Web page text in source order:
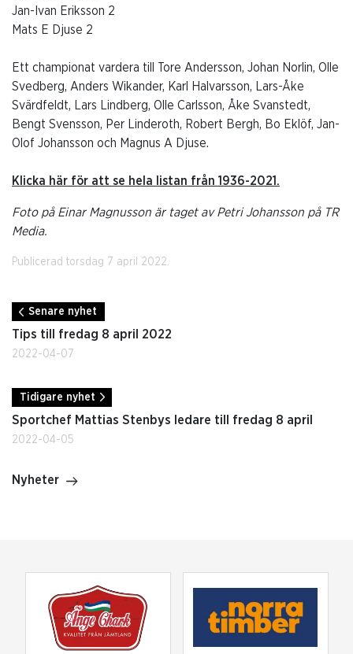
Jan-Ivan Eriksson 2
Mats E Djuse 2
Ett championat vardera till Tore Andersson, Johan Norlin, Olle
Svedberg, Anders Wikander, Karl Halvarsson, Lars-Åke
Svärdfeldt, Lars Lindberg, Olle Carlsson, Åke Svanstedt,
Bengt Svensson, Per Linderoth, Robert Bergh, Bo Eklöf, Jan-
Olof Johansson och Magnus A Djuse.
Klicka här för att se hela listan från 1936-2021.
Foto på Einar Magnusson är taget av Petri Johansson på TR
Media.
Publicerad torsdag 7 april 2022.
Senare nyhet
Tips till fredag 8 april 2022
2022-04-07
Tidigare nyhet
Sportchef Mattias Stenbys ledare till fredag 8 april
2022-04-05
Nyheter